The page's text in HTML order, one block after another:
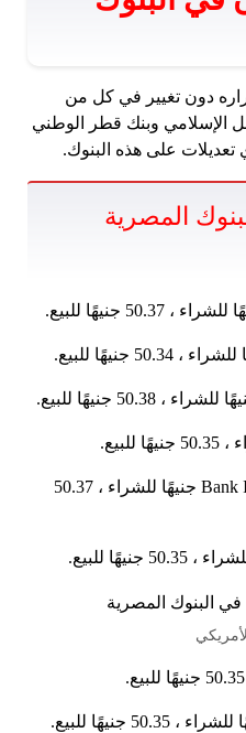
دون تغيير في كل من
الإسلامي وبنك قطر الوطني
على هذه البنوك.
المصرية
Bank International Bank (CIB): 50.27 جنيهًا للشراء ، 50.37